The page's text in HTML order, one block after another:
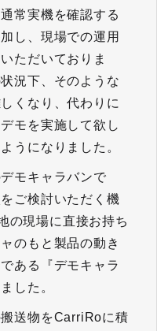
常実機を確認する
し、現場での運用
ただいておりま
況下、そのような
くなり、代わりに
モを実施して欲し
うになりました。
モキャラバンで
ご検討いただく機
の現場に直接お持ち
のもと製品の動き
ある『デモキャラ
した。
送物をCarriRoに積